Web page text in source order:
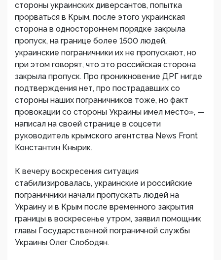
стороны украинских диверсантов, попытка
прорваться в Крым, после этого украинская
сторона в одностороннем порядке закрыла
пропуск, на границе более 1500 людей,
украинские пограничники их не пропускают, но
при этом говорят, что это российская сторона
закрыла пропуск. Про проникновение ДРГ нигде
подтверждения нет, про пострадавших со
стороны наших пограничников тоже, но факт
провокации со стороны Украины имел место», —
написал на своей странице в соцсети
руководитель крымского агентства News Front
Константин Кнырик.
К вечеру воскресения ситуация
стабилизировалась, украинские и российские
пограничники начали пропускать людей на
Украину и в Крым после временного закрытия
границы в воскресенье утром, заявил помощник
главы Государственной пограничной службы
Украины Олег Слободян.